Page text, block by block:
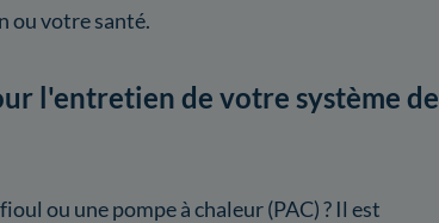
ou votre santé.
l'entretien de votre système de
ou une pompe à chaleur (PAC) ? Il est